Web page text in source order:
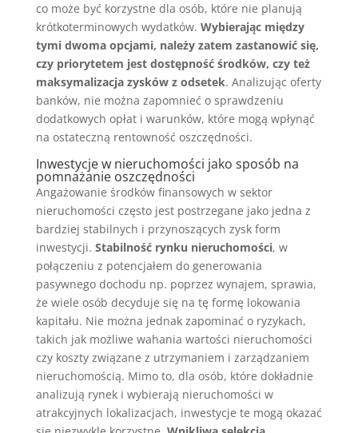
co może być korzystne dla osób, które nie planują
krótkoterminowych wydatków. Wybierając między
tymi dwoma opcjami, należy zatem zastanowić się,
czy priorytetem jest dostępność środków, czy też
maksymalizacja zysków z odsetek. Analizując oferty
banków, nie można zapomnieć o sprawdzeniu
dodatkowych opłat i warunków, które mogą wpłynąć
na ostateczną rentowność oszczędności.
Inwestycje w nieruchomości jako sposób na
pomnażanie oszczędności
Angażowanie środków finansowych w sektor
nieruchomości często jest postrzegane jako jedna z
bardziej stabilnych i przynoszących zysk form
inwestycji. Stabilność rynku nieruchomości, w
połączeniu z potencjałem do generowania
pasywnego dochodu np. poprzez wynajem, sprawia,
że wiele osób decyduje się na tę formę lokowania
kapitału. Nie można jednak zapominać o ryzykach,
takich jak możliwe wahania wartości nieruchomości
czy koszty związane z utrzymaniem i zarządzaniem
nieruchomością. Mimo to, dla osób, które dokładnie
analizują rynek i wybierają nieruchomości w
atrakcyjnych lokalizacjach, inwestycje te mogą okazać